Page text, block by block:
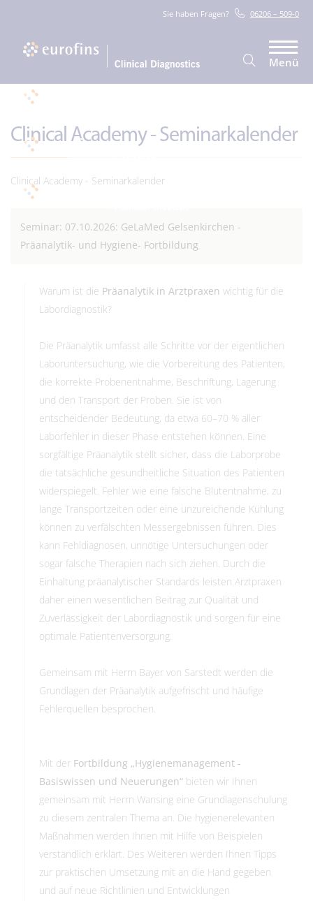
Sie haben Fragen? 06206 – 509-0
Menü
Clinical Academy - Seminarkalender
Clinical Academy - Seminarkalender
Seminar: 07.10.2026: GeLaMed Gelsenkirchen -
Präanalytik- und Hygiene- Fortbildung
Warum ist die Präanalytik in Arztpraxen wichtig für die
Labordiagnostik?
Die Präanalytik umfasst alle Schritte vor der eigentlichen
Laboruntersuchung, wie die Vorbereitung des Patienten,
die korrekte Probenentnahme, Beschriftung, Lagerung
und den Transport der Proben. Sie ist von
entscheidender Bedeutung, da etwa 60–70 % aller
Laborfehler in dieser Phase entstehen können. Eine
sorgfältige Präanalytik stellt sicher, dass die Laborprobe
die tatsächliche gesundheitliche Situation des Patienten
widerspiegelt. Fehler wie eine falsche Blutentnahme, zu
lange Transportzeiten oder eine unzureichende Kühlung
können zu verfälschten Messergebnissen führen. Dies
kann Fehldiagnosen, unnötige Untersuchungen oder
sogar falsche Therapien nach sich ziehen. Durch die
Einhaltung präanalytischer Standards leisten Arztpraxen
daher einen wesentlichen Beitrag zur Qualität und
Zuverlässigkeit der Labordiagnostik und sorgen für eine
optimale Patientenversorgung.
Gemeinsam mit Herrn Bayer von Sarstedt werden die
Grundlagen der Präanalytik aufgefrischt und häufige
Fehlerquellen besprochen.
Mit der Fortbildung „Hygienemanagement -
Basiswissen und Neuerungen“ bieten wir Ihnen
gemeinsam mit Herrn Wansing eine Grundlagenschulung
zu diesem zentralen Thema an. Die hygienerelevanten
Maßnahmen werden Ihnen mit Hilfe von Beispielen
verständlich erklärt. Des Weiteren werden Ihnen Tipps
zur praktischen Umsetzung mit an die Hand gegeben
und auf neue Richtlinien und Entwicklungen